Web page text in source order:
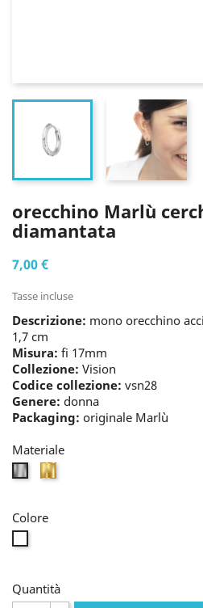
orecchino Marlù
diamantata
7,00 €
Tasse incluse
Descrizione: mono orecchino
1,7 cm
Misura: fi 17mm
Collezione: Vision
Codice collezione: vsn28
Genere: donna
Packaging: originale Marlù
Materiale
bianco
Colore
Quantità